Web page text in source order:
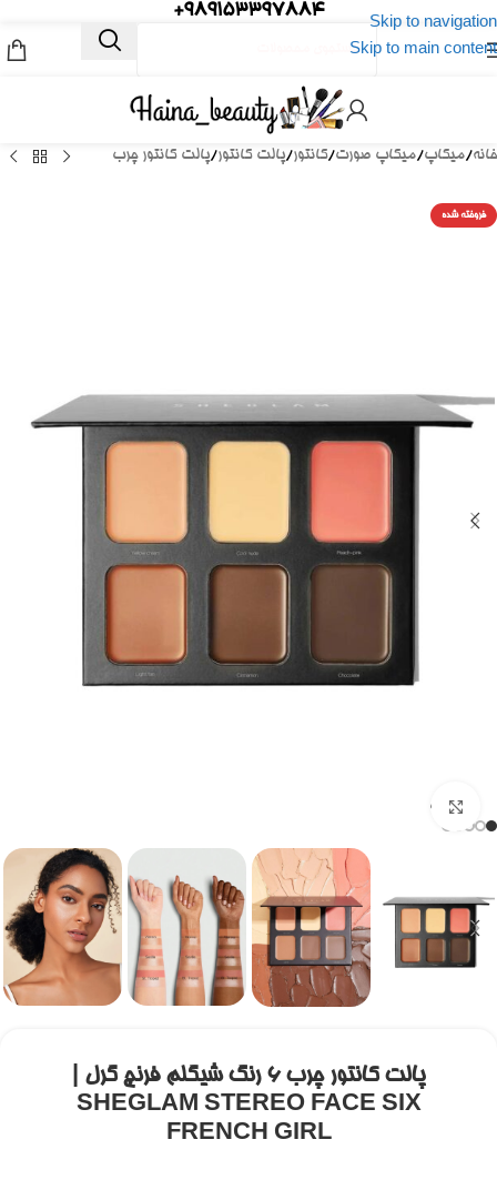
Skip to navigation
Skip to main content
989153397884+
خانه/میکاپ/میکاپ صورت/کانتور/پالت کانتور/پالت کانتور چرب
فروخته شده
برای بزرگنمایی کلیک کنید
پالت کانتور چرب 6 رنگ شیگلم فرنچ گرل |
SHEGLAM STEREO FACE SIX
FRENCH GIRL